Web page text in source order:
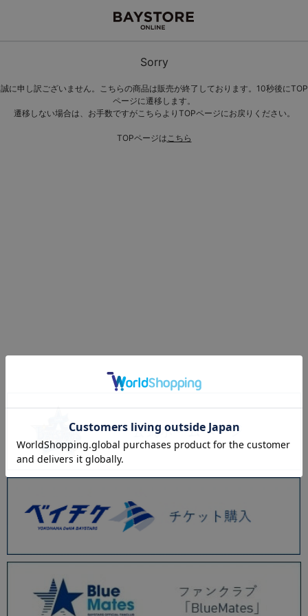
Sorry
誠に申し訳ございません。こちらの商品は販売が終了しております。10秒後にTOP
ページに遷移します。
遷移しない場合は、お手数ですがこちらよりTOPページにお戻りください。
TOPページはこちら